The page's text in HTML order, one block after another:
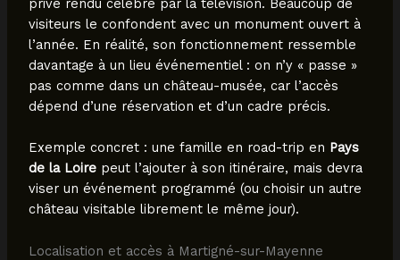
privé rendu célèbre par la télévision. Beaucoup de
visiteurs le confondent avec un monument ouvert à
l’année. En réalité, son fonctionnement ressemble
davantage à un lieu événementiel : on n’y « passe »
pas comme dans un château-musée, car l’accès
dépend d’une réservation et d’un cadre précis.
Exemple concret : une famille en road-trip en Pays
de la Loirepeut l’ajouter à son itinéraire, mais devra
viser un événement programmé (ou choisir un autre
château visitable librement le même jour).
Localisation et accès à Martigné-sur-Mayenne